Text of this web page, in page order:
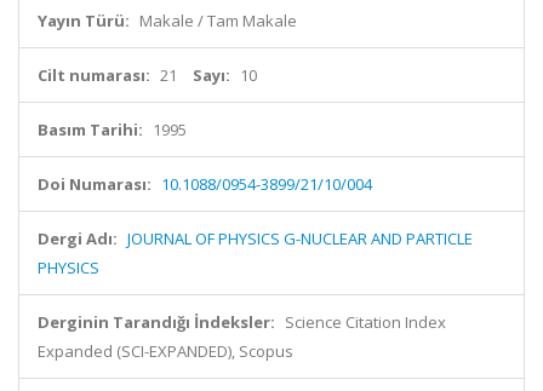
Yayın Türü: Makale / Tam Makale
Cilt numarası: 21 Sayı: 10
Basım Tarihi: 1995
Doi Numarası: 10.1088/0954-3899/21/10/004
Dergi Adı: JOURNAL OF PHYSICS G-NUCLEAR AND PARTICLE
PHYSICS
Derginin Tarandığı İndeksler: Science Citation Index
Expanded (SCI-EXPANDED), Scopus